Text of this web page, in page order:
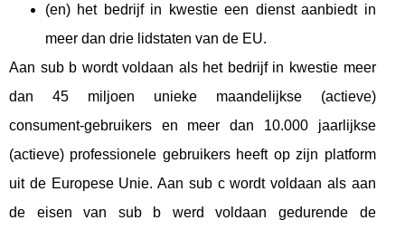
(en) het bedrijf in kwestie een dienst aanbiedt in
meer dan drie lidstaten van de EU.
Aan sub b wordt voldaan als het bedrijf in kwestie meer
dan 45 miljoen unieke maandelijkse (actieve)
consument-gebruikers en meer dan 10.000 jaarlijkse
(actieve) professionele gebruikers heeft op zijn platform
uit de Europese Unie. Aan sub c wordt voldaan als aan
de eisen van sub b werd voldaan gedurende de